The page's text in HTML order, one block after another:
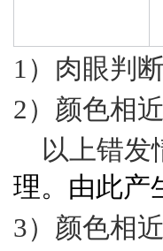
1）肉眼判
2）颜色相
以上错发
理。由此产
3）颜色相